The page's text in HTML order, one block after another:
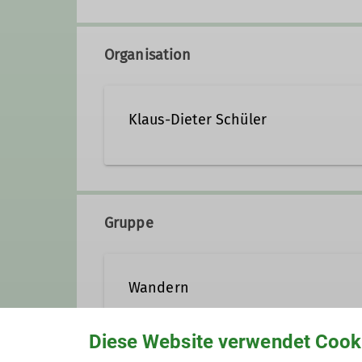
Organisation
Klaus-Dieter Schüler
Trainer*in C Bergwandern
Gruppe
Wandern
Diese Website verwendet